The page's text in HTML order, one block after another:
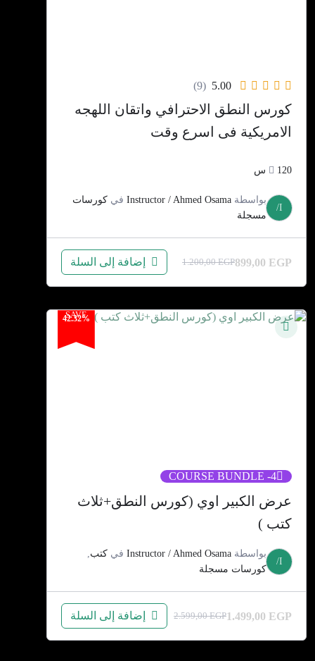
5.00
(9)
كورس النطق الاحترافي واتقان اللهجه
الامريكية فى اسرع وقت
120س
I/
بواسطة Instructor / Ahmed Osama في كورسات
مسجلة
1.200,00EGP
السعر
الأصلي
1.200,00 EGP.
899,00 EGP
السعر
الحالي
899,00 EGP.
إضافة إلى السلة
SAVE
42.32%
4
- COURSE BUNDLE
عرض الكبير اوي (كورس النطق+ثلاث
كتب )
I/
بواسطة Instructor / Ahmed Osama في كتب,
كورسات مسجلة
2.599,00EGP
السعر
الأصلي
1.499,00 EGP
السعر
الحالي
إضافة إلى السلة